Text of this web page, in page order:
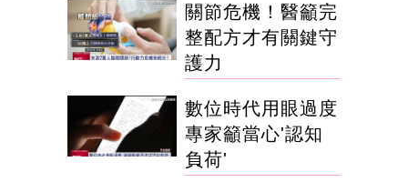
關節危機！醫籲完
整配方才有關鍵守
護力
數位時代用眼過度
專家籲當心'認知
負荷'